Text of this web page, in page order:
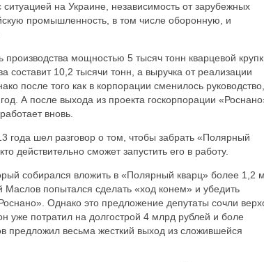
на Украине, независимость от зарубежных
промышленность, в том числе оборонную, и
мощностью 5 тысяч тонн кварцевой
составит 10,2 тысячи тонн, а выручка от реализации
после того как в корпорации сменилось руководство,
А после выхода из проекта госкорпорации
вновь.
года шел разговор о том, чтобы забрать «Полярный
действительно сможет запустить его в работу.
собирался вложить в «Полярный кварц» более 1,2
попытался сделать «ход конем» и убедить
Однако это предложение депутаты сочли
уже потратил на долгострой 4 млрд рублей и боле
предложил весьма жесткий выход из сложившейся